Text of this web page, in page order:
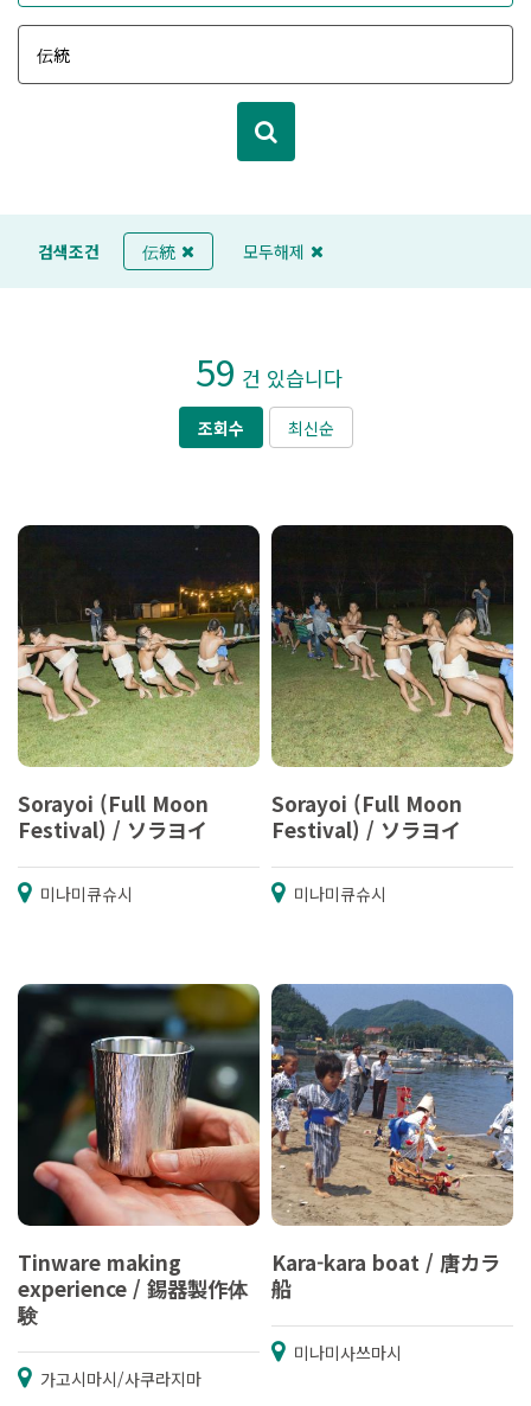
검색조건 伝統 모두해제
59 건 있습니다
조회수 최신순
Sorayoi (Full Moon
Festival) / ソラヨイ
미나미큐슈시
Sorayoi (Full Moon
Festival) / ソラヨイ
미나미큐슈시
Tinware making
experience / 錫器製作体
験
가고시마시/사쿠라지마
Kara-kara boat / 唐カラ
船
미나미사쓰마시